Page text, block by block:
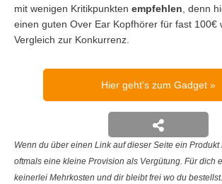
mit wenigen Kritikpunkten empfehlen , denn
einen guten Over Ear Kopfhörer für fast 100€
Vergleich zur Konkurrenz.
Hier geht's zum Gadget
Wenn du über einen Link auf dieser Seite ein Produkt
oftmals eine kleine Provision als Vergütung. Für dich
keinerlei Mehrkosten und dir bleibt frei wo du